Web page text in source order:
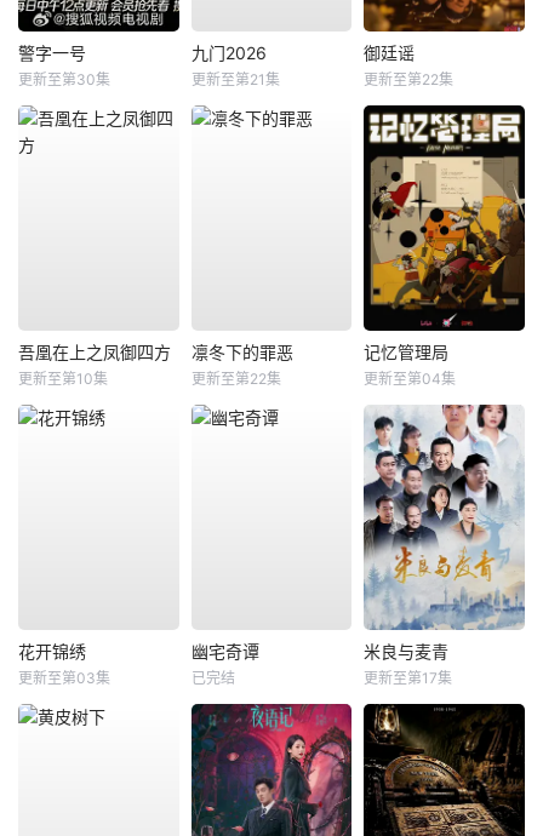
警字一号
更新至第30集
九门2026
更新至第21集
御廷谣
更新至第22集
吾凰在上之凤御四方
更新至第10集
凛冬下的罪恶
更新至第22集
记忆管理局
更新至第04集
花开锦绣
更新至第03集
幽宅奇谭
已完结
米良与麦青
更新至第17集